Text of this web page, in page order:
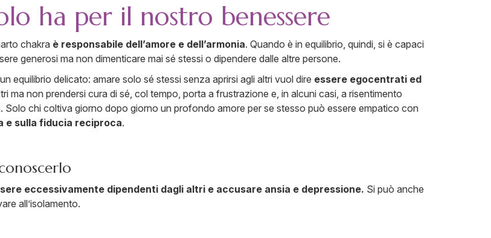
ha per il nostro benessere
chakra è responsabile dell’amore e dell’armonia. Quando è in equilibrio, quindi, si è capaci
generosi ma non dimenticare mai sé stessi o dipendere dalle altre persone.
equilibrio delicato: amare solo sé stessi senza aprirsi agli altri vuol dire essere egocentrati ed
ma non prendersi cura di sé, col tempo, porta a frustrazione e, in alcuni casi, a risentimento
Solo chi coltiva giorno dopo giorno un profondo amore per se stesso può essere empatico con
e sulla fiducia reciproca.
eccessivamente dipendenti dagli altri e accusare ansia e depressione. Si può anche
all’isolamento.